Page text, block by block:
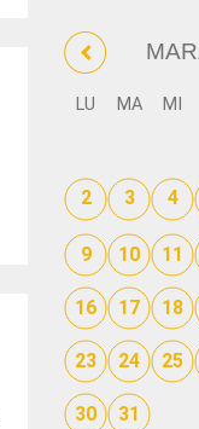
LU MA MI
2 3 4
9 10 11
16 17 18
23 24 25
30 31